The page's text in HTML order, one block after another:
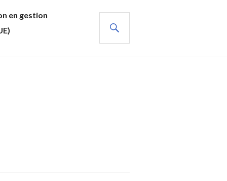
en gestion